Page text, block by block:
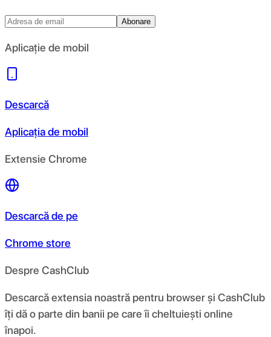
Abonare
Aplicație de mobil
Descarcă
Aplicația de mobil
Extensie Chrome
Descarcă de pe
Chrome store
Despre CashClub
Descarcă extensia noastră pentru browser și CashClub
îți dă o parte din banii pe care îi cheltuiești online
înapoi.